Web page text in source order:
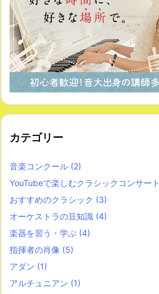
カテゴリー
音楽コンクール (2)
YouTubeで楽しむクラシックコンサート
おすすめのクラシック (3)
オーケストラの豆知識 (4)
楽器を習う・学ぶ (4)
指揮者の肖像 (5)
アダン (1)
アルチュニアン (1)